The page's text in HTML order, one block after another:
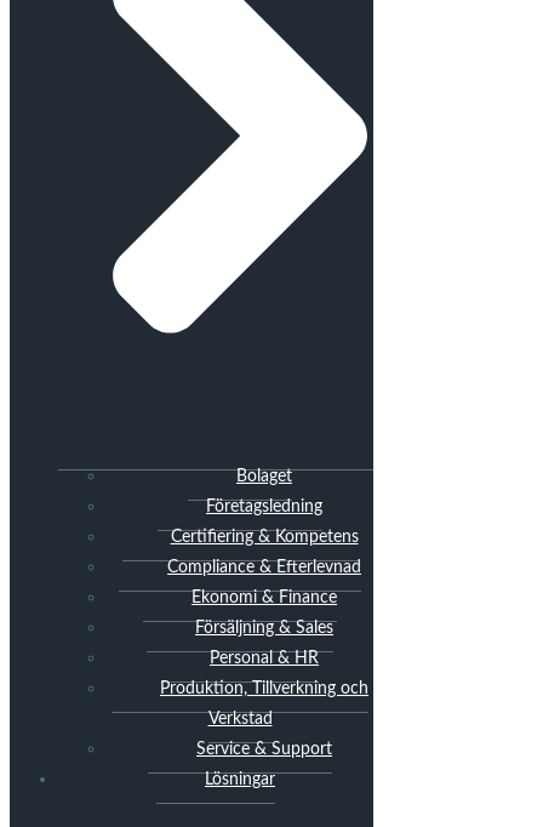
Bolaget
Företagsledning
Certifiering & Kompetens
Compliance & Efterlevnad
Ekonomi & Finance
Försäljning & Sales
Personal & HR
Produktion, Tillverkning och
Verkstad
Service & Support
Lösningar